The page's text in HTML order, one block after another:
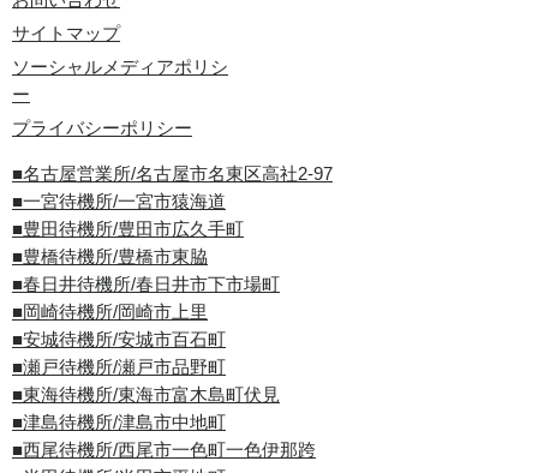
サイトマップ
ソーシャルメディアポリシ
ー
プライバシーポリシー
■名古屋営業所/名古屋市名東区高社2-97
■一宮待機所/一宮市猿海道
■豊田待機所/豊田市広久手町
■豊橋待機所/豊橋市東脇
■春日井待機所/春日井市下市場町
■岡崎待機所/岡崎市上里
■安城待機所/安城市百石町
■瀬戸待機所/瀬戸市品野町
■東海待機所/東海市富木島町伏見
■津島待機所/津島市中地町
■西尾待機所/西尾市一色町一色伊那跨